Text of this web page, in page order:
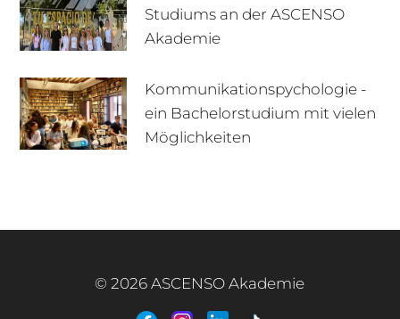
+49 170 222 77 66 Infotage
Studiums an der ASCENSO
Akademie
Kommunikationspychologie -
ein Bachelorstudium mit vielen
Möglichkeiten
© 2026 ASCENSO Akademie